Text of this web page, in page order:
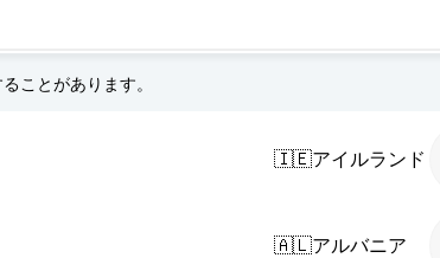
ことがあります。
🇮🇪アイルランド
🇦🇱アルバニア